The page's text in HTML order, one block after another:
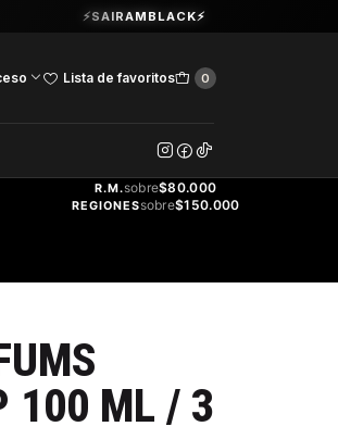
Lista de favoritos 0
202. Oficina 102.Ver Horarios
⚡SAIRAMBLACK⚡
GRATIS
R.M.sobre$80.000
REGIONESsobre$150.000
100 ML / 3